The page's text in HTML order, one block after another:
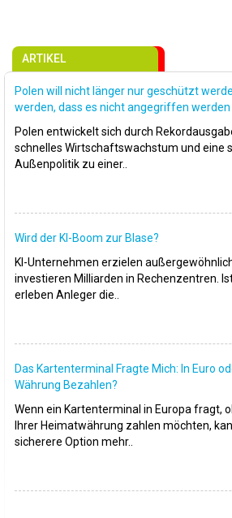
ARTIKEL
Polen will nicht länger nur geschützt
werden, dass es nicht angegriffen werden
Polen entwickelt sich durch
schnelles Wirtschaftswachstum und eine
Außenpolitik zu einer..
Wird der KI-Boom zur Blase?
KI-Unternehmen erzielen
investieren Milliarden in Rechenzentren.
erleben Anleger die..
Das Kartenterminal Fragte Mich: In Euro
Währung Bezahlen?
Wenn ein Kartenterminal in Europa fragt,
Ihrer Heimatwährung zahlen möchten,
sicherere Option mehr..